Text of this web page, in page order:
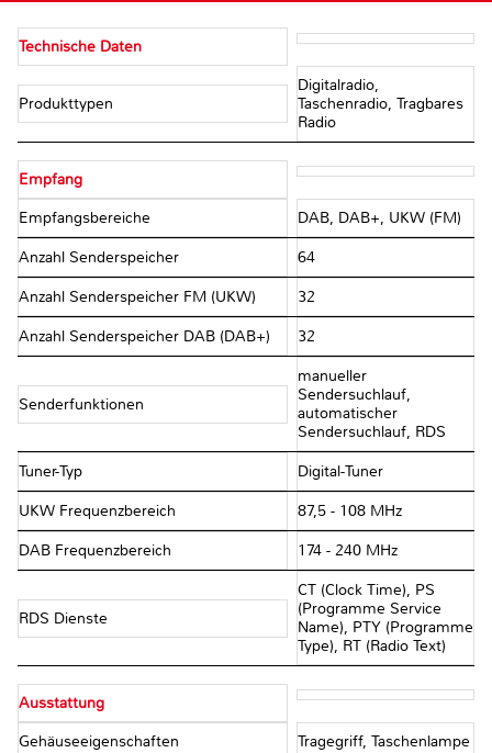
Technische Daten
Produkttypen
Digitalradio,
Taschenradio, Tragbares
Radio
Empfang
Empfangsbereiche DAB, DAB+, UKW (FM)
Anzahl Senderspeicher 64
Anzahl Senderspeicher FM (UKW) 32
Anzahl Senderspeicher DAB (DAB+) 32
Senderfunktionen
manueller
Sendersuchlauf,
automatischer
Sendersuchlauf, RDS
Tuner-Typ Digital-Tuner
UKW Frequenzbereich 87,5 - 108 MHz
DAB Frequenzbereich 174 - 240 MHz
RDS Dienste
CT (Clock Time), PS
(Programme Service
Name), PTY (Programme
Type), RT (Radio Text)
Ausstattung
Gehäuseeigenschaften Tragegriff, Taschenlampe